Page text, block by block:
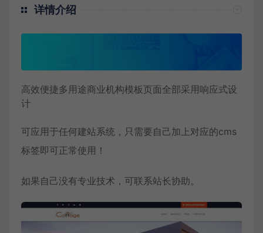
详情介绍
高效便捷多用途商业机构模板页面全部采用响应式设
计
可应用于任何建站系统，只需要自己加上对应的cms
标签即可正常使用！
如果自己没有专业技术，可联系站长协助。